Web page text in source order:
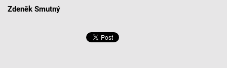
Zdeněk Smutný